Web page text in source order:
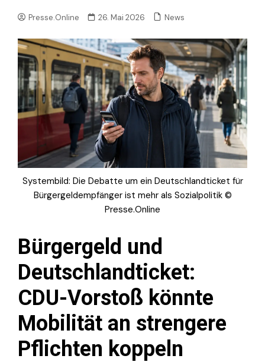
Presse.Online 26. Mai 2026 News
Systembild: Die Debatte um ein Deutschlandticket für
Bürgergeldempfänger ist mehr als Sozialpolitik ©
Presse.Online
Bürgergeld und
Deutschlandticket:
CDU-Vorstoß könnte
Mobilität an strengere
Pflichten koppeln